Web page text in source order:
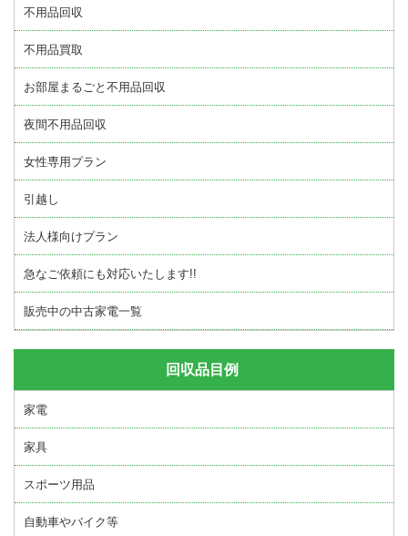
不用品回収
不用品買取
お部屋まるごと不用品回収
夜間不用品回収
女性専用プラン
引越し
法人様向けプラン
急なご依頼にも対応いたします!!
販売中の中古家電一覧
回収品目例
家電
家具
スポーツ用品
自動車やバイク等